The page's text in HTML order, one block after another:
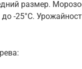
размер.
-25°C.